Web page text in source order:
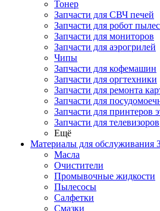
Тонер
Запчасти для СВЧ печей
Запчасти для робот
Запчасти для мониторов
Запчасти для аэрогрилей
Чипы
Запчасти для кофемашин
Запчасти для оргтехники
Запчасти для ремонта
Запчасти для
Запчасти для принтеров
Запчасти для телевизоров
Ещё
Материалы для обслуживания
Масла
Очистители
Промывочные жидкости
Пылесосы
Салфетки
Смазки